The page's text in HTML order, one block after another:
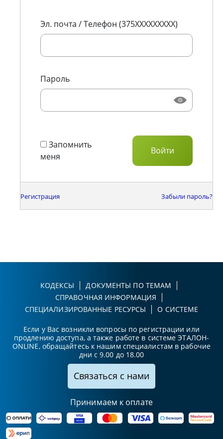
Эл. почта / Телефон (375XXXXXXXXX)
Пароль
Запомнить
меня
Регистрация Забыли пароль?
КОДЕКСЫ
ДОКУМЕНТЫ ПО ТЕМАМ
СПРАВОЧНАЯ ИНФОРМАЦИЯ
СПЕЦИАЛИЗИРОВАННЫЕ РЕСУРСЫ
О СИСТЕМЕ
Если у Вас возникли вопросы по регистрации или
продлению доступа, а также работе в системе ЭТАЛОН-
ONLINE, обращайтесь к нашим специалистам в рабочие
дни с 9.00 до 18.00
Связаться с нами
Принимаем к оплате